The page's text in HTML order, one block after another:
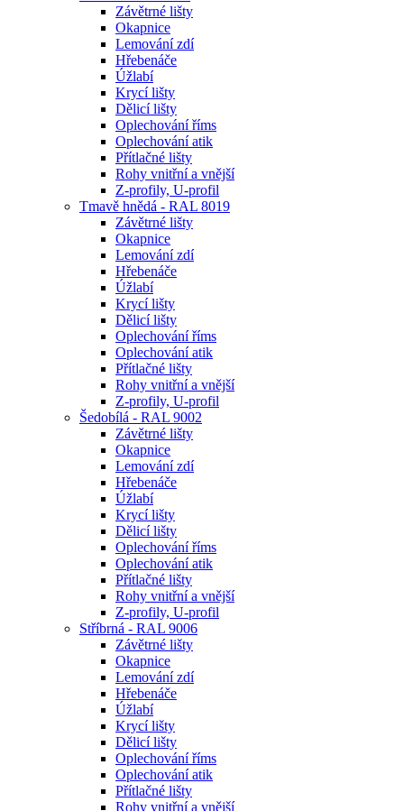
Závětrné lišty
Okapnice
Lemování zdí
Hřebenáče
Úžlabí
Krycí lišty
Dělicí lišty
Oplechování říms
Oplechování atik
Přítlačné lišty
Rohy vnitřní a vnější
Z-profily, U-profil
Tmavě hnědá - RAL 8019
Závětrné lišty
Okapnice
Lemování zdí
Hřebenáče
Úžlabí
Krycí lišty
Dělicí lišty
Oplechování říms
Oplechování atik
Přítlačné lišty
Rohy vnitřní a vnější
Z-profily, U-profil
Šedobílá - RAL 9002
Závětrné lišty
Okapnice
Lemování zdí
Hřebenáče
Úžlabí
Krycí lišty
Dělicí lišty
Oplechování říms
Oplechování atik
Přítlačné lišty
Rohy vnitřní a vnější
Z-profily, U-profil
Stříbrná - RAL 9006
Závětrné lišty
Okapnice
Lemování zdí
Hřebenáče
Úžlabí
Krycí lišty
Dělicí lišty
Oplechování říms
Oplechování atik
Přítlačné lišty
Rohy vnitřní a vnější